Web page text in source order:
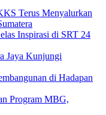
Terus Menyalurkan
Inspirasi di SRT 24
Jaya Kunjungi
di Hadapan
Program MBG,